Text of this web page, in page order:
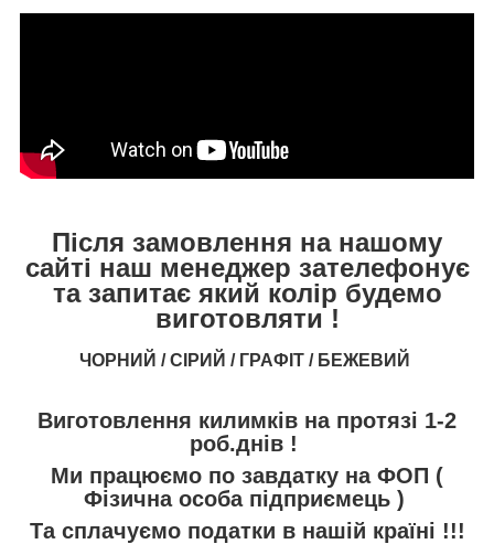
Після замовлення на нашому
сайті наш менеджер зателефонує
та запитає який колір будемо
виготовляти !
ЧОРНИЙ / СІРИЙ / ГРАФІТ / БЕЖЕВИЙ
Виготовлення килимків на протязі 1-2
роб.днів !
Ми працюємо по завдатку на ФОП (
Фізична особа підприємець )
Та сплачуємо податки в нашій країні !!!